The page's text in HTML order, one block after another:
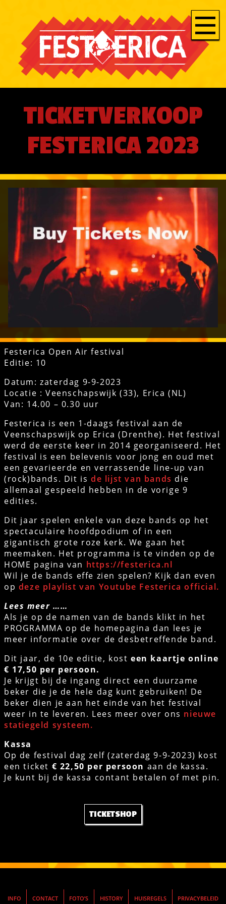
TICKETVERKOOP
FESTERICA 2023
Festerica Open Air festival
Editie: 10
Datum: zaterdag 9-9-2023
Locatie : Veenschapswijk (33), Erica (NL)
Van: 14.00 – 0.30 uur
Festerica is een 1-daags festival aan de
Veenschapswijk op Erica (Drenthe). Het festival
werd de eerste keer in 2014 georganiseerd. Het
festival is een belevenis voor jong en oud met
een gevarieerde en verrassende line-up van
(rock)bands. Dit isde lijst van bands die
allemaal gespeeld hebben in de vorige 9
edities.
Dit jaar spelen enkele van deze bands op het
spectaculaire hoofdpodium of in een
gigantisch grote roze kerk. We gaan het
meemaken. Het programma is te vinden op de
HOME pagina van https://festerica.nl
Wil je de bands effe zien spelen? Kijk dan even
op deze playlist van Youtube Festerica official.
Lees meer ……
Als je op de namen van de bands klikt in het
PROGRAMMA op de homepagina dan lees je
meer informatie over de desbetreffende band.
Dit jaar, de 10e editie, kost een kaartje online
€ 17,50 per persoon.
Je krijgt bij de ingang direct een duurzame
beker die je de hele dag kunt gebruiken! De
beker dien je aan het einde van het festival
weer in te leveren. Lees meer over ons nieuwe
statiegeld systeem.
Kassa
Op de festival dag zelf (zaterdag 9-9-2023) kost
een ticket € 22,50 per persoon aan de kassa.
Je kunt bij de kassa contant betalen of met pin.
TICKETSHOP
INFO CONTACT FOTO’S HISTORY HUISREGELS PRIVACYBELEID